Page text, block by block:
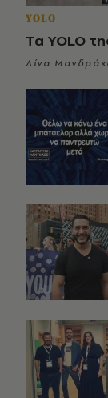
YOLO
Τα YOLO
Λίνα